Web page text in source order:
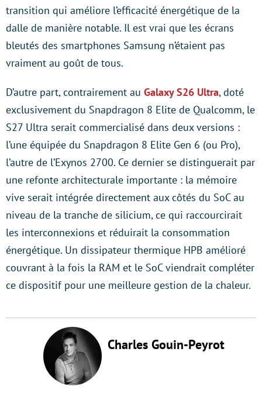
transition qui améliore l’efficacité énergétique de la
dalle de manière notable. Il est vrai que les écrans
bleutés des smartphones Samsung n’étaient pas
vraiment au goût de tous.
D’autre part, contrairement au Galaxy S26 Ultra, doté
exclusivement du Snapdragon 8 Elite de Qualcomm, le
S27 Ultra serait commercialisé dans deux versions :
l’une équipée du Snapdragon 8 Elite Gen 6 (ou Pro),
l’autre de l’Exynos 2700. Ce dernier se distinguerait par
une refonte architecturale importante : la mémoire
vive serait intégrée directement aux côtés du SoC au
niveau de la tranche de silicium, ce qui raccourcirait
les interconnexions et réduirait la consommation
énergétique. Un dissipateur thermique HPB amélioré
couvrant à la fois la RAM et le SoC viendrait compléter
ce dispositif pour une meilleure gestion de la chaleur.
Charles Gouin-Peyrot